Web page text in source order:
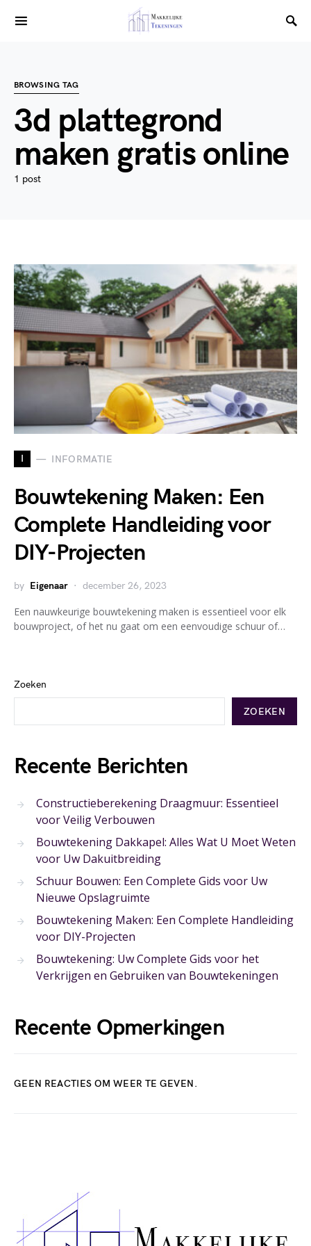
BROWSING TAG
3d plattegrond
maken gratis online
1 post
I INFORMATIE
Bouwtekening Maken: Een
Complete Handleiding voor
DIY-Projecten
by Eigenaar december 26, 2023
Een nauwkeurige bouwtekening maken is essentieel voor elk
bouwproject, of het nu gaat om een eenvoudige schuur of…
Zoeken
ZOEKEN
Recente Berichten
Constructieberekening Draagmuur: Essentieel
voor Veilig Verbouwen
Bouwtekening Dakkapel: Alles Wat U Moet Weten
voor Uw Dakuitbreiding
Schuur Bouwen: Een Complete Gids voor Uw
Nieuwe Opslagruimte
Bouwtekening Maken: Een Complete Handleiding
voor DIY-Projecten
Bouwtekening: Uw Complete Gids voor het
Verkrijgen en Gebruiken van Bouwtekeningen
Recente Opmerkingen
GEEN REACTIES OM WEER TE GEVEN.